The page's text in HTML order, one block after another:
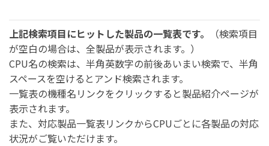
上記検索項目にヒットした製品の一覧表です。
（検索項目
が空白の場合は、全製品が表示されます。）
CPU名の検索は、半角英数字の前後あいまい検索で、半角
スペースを空けるとアンド検索されます。
一覧表の機種名リンクをクリックすると製品紹介ページが
表示されます。
また、対応製品一覧表リンクからCPUごとに各製品の対応
状況がご覧いただけます。